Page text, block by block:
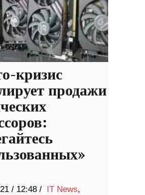
кризис
продажи
/ 12:48 / IT News,